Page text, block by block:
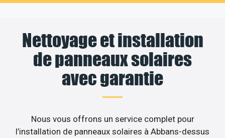
Nettoyage et installation
de panneaux solaires
avec garantie
Nous vous offrons un service complet pour
l’installation de panneaux solaires à Abbans-dessus